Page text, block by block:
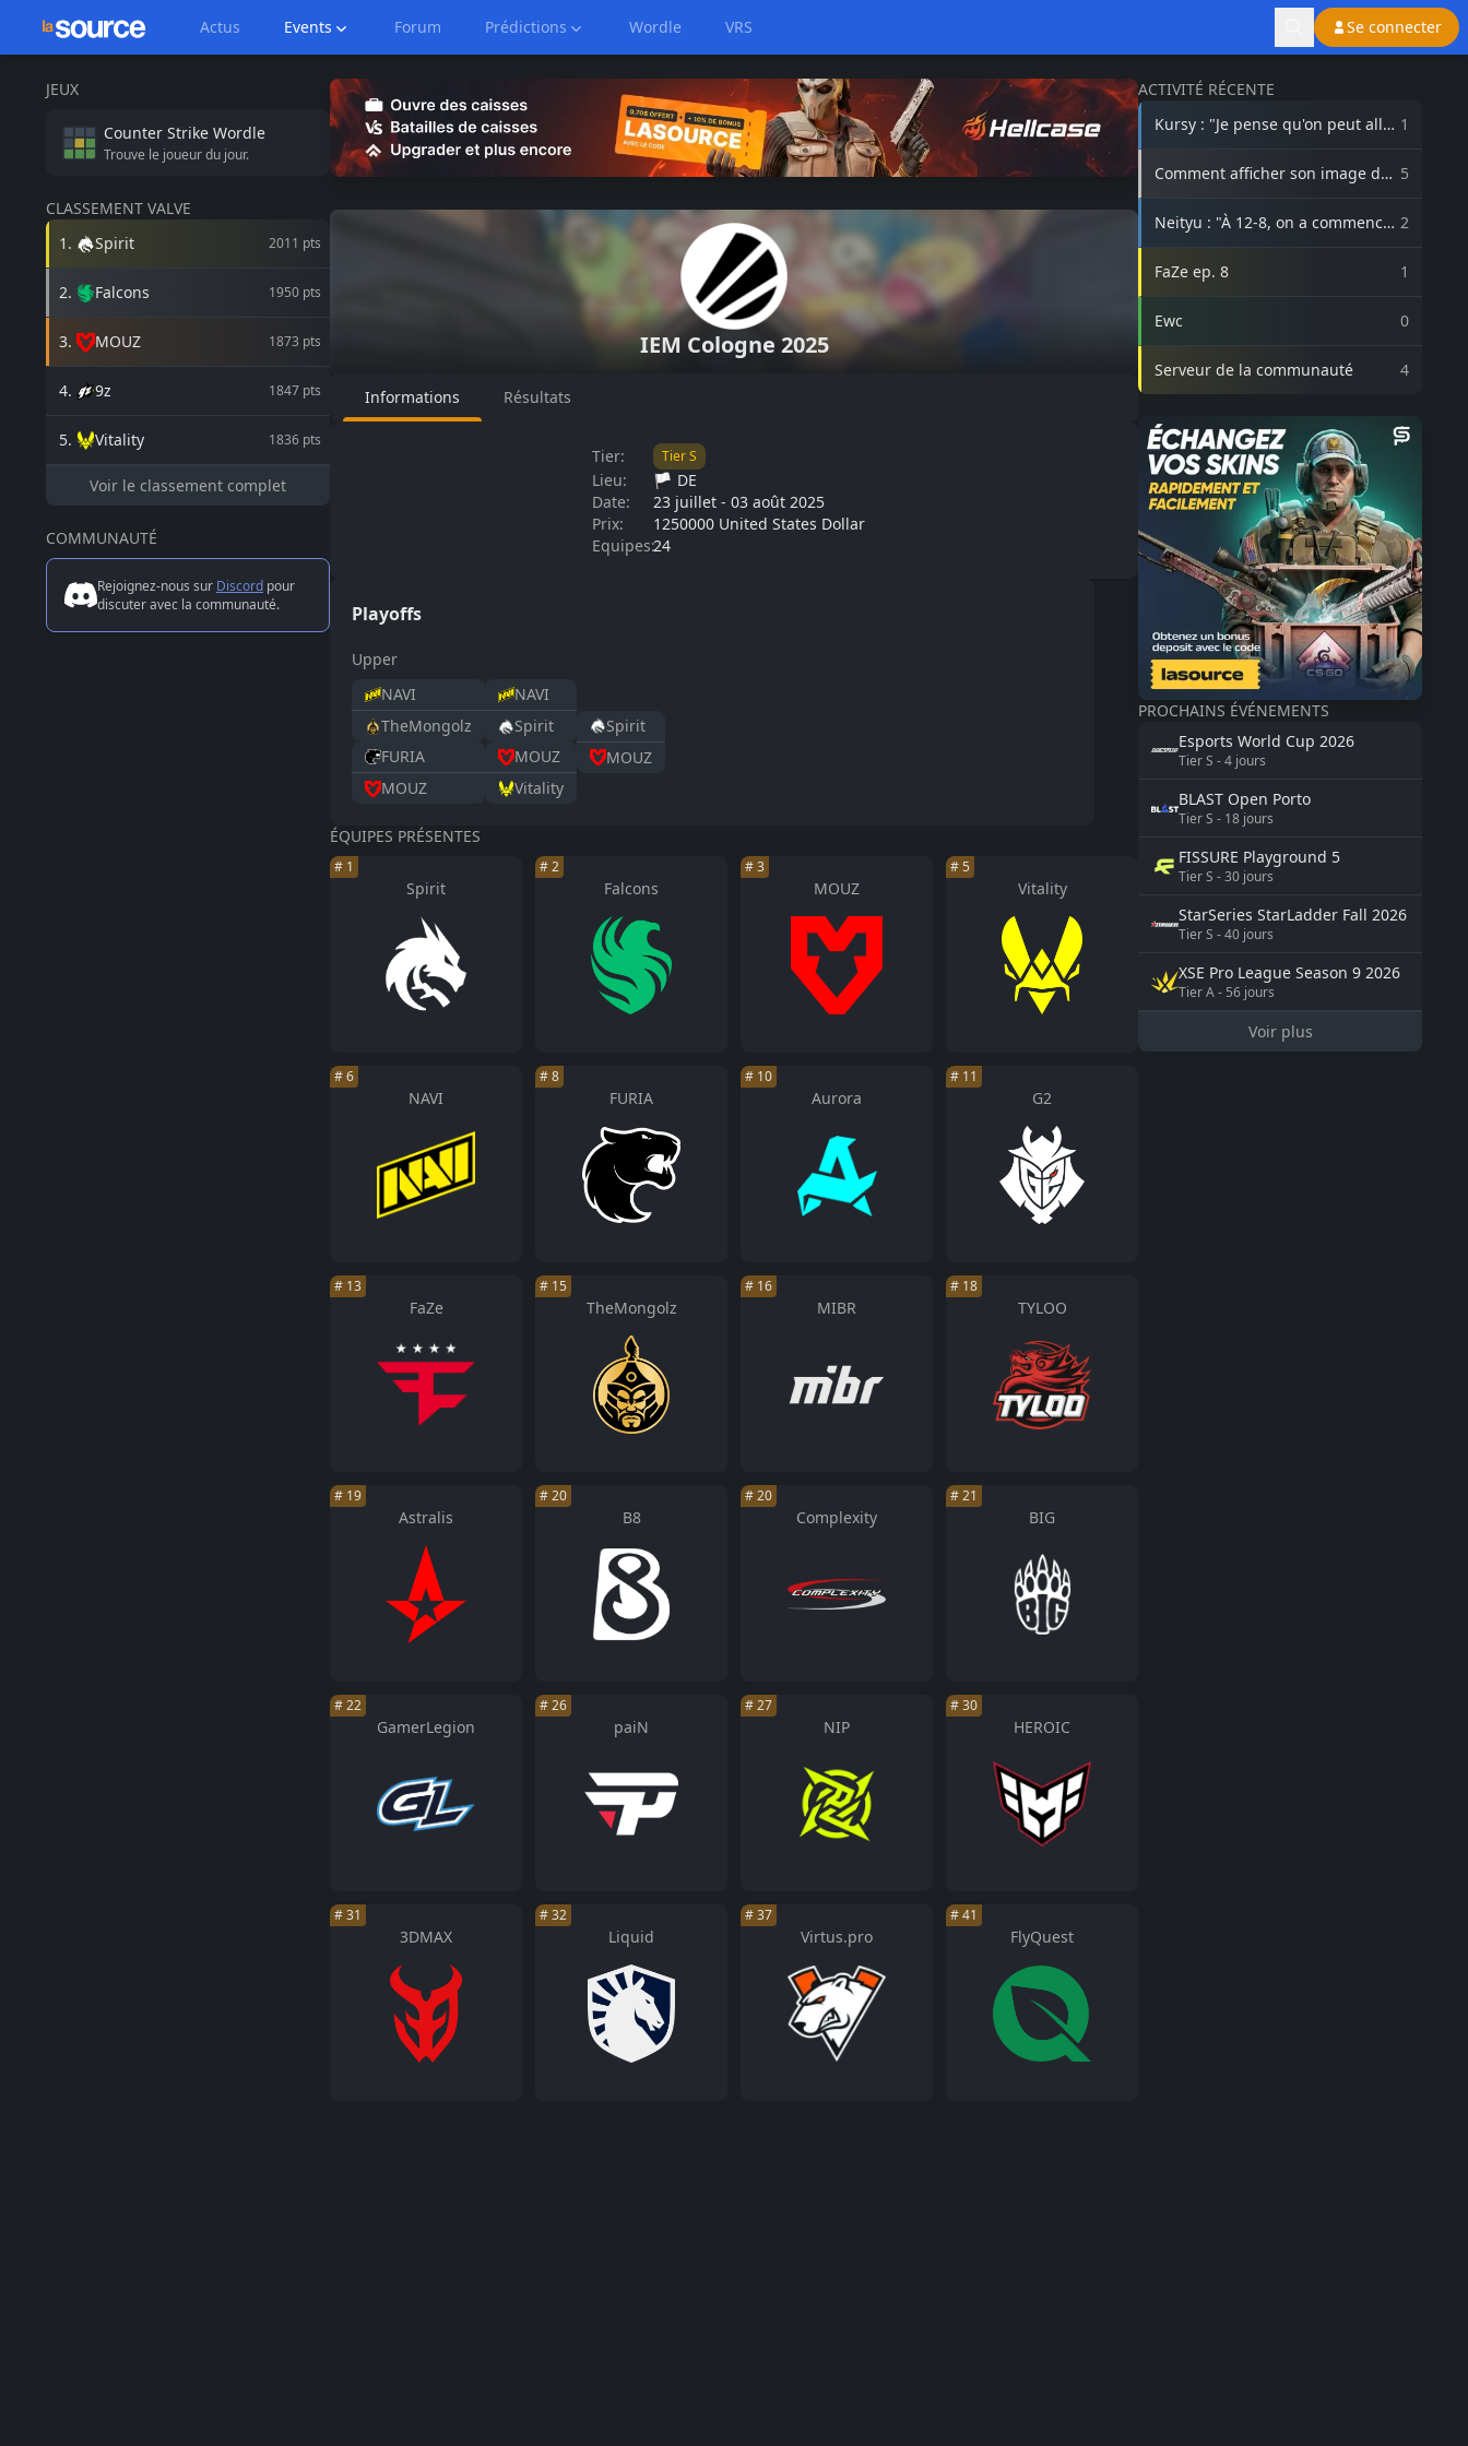
Actus Events Forum Prédictions Wordle VRS Se connecter
JEUX
Counter Strike Wordle
Trouve le joueur du jour.
CLASSEMENT VALVE
1 . Spirit 2011 pts
2. Falcons 1950 pts
3. MOUZ 1873 pts
4. 9z 1847 pts
5. Vitality 1836 pts
Voir le classement complet
COMMUNAUTÉ
Rejoignez-nous sur Discord pour
discuter avec la communauté.
IEM Cologne 2025
Informations Résultats
Tier: TierS
Lieu: 🏳️ DE
Date:
23 juillet - 03 août 2025
Prix:
1250000 United States Dollar
Equipes:24
Playoffs
Upper
Spirit
MOUZ
NAVI
Spirit
MOUZ
Vitality
NAVI
TheMongolz
FURIA
MOUZ
ÉQUIPES PRÉSENTES
# 1
Spirit
#2
Falcons
#3
MOUZ
#5
Vitality
#6
NAVI
#8
FURIA
# 10
Aurora
# 11
G2
# 13
FaZe
# 15
TheMongolz
# 16
MIBR
# 18
TYLOO
# 19
Astralis
#20
B8
#20
Complexity
#21
BIG
#22
GamerLegion
#26
paiN
#27
NIP
#30
HEROIC
#31
3DMAX
#32
Liquid
#37
Virtus.pro
#41
FlyQuest
ACTIVITÉ RÉCENTE
Kursy : "Je pense qu'on peut aller
3DMAX"
1
Comment afficher son image de
5
Neityu : "À 12-8, on a commencé 2
FaZe ep. 8 1
Ewc 0
Serveur de la communauté 4
PROCHAINS ÉVÉNEMENTS
Esports World Cup 2026
TierS -4 jours
BLAST Open Porto
TierS - 18 jours
FISSURE Playground 5
TierS -30 jours
StarSeries StarLadder Fall 2026
TierS -40 jours
XSE Pro League Season 9 2026
TierA- 56 jours
Voir plus